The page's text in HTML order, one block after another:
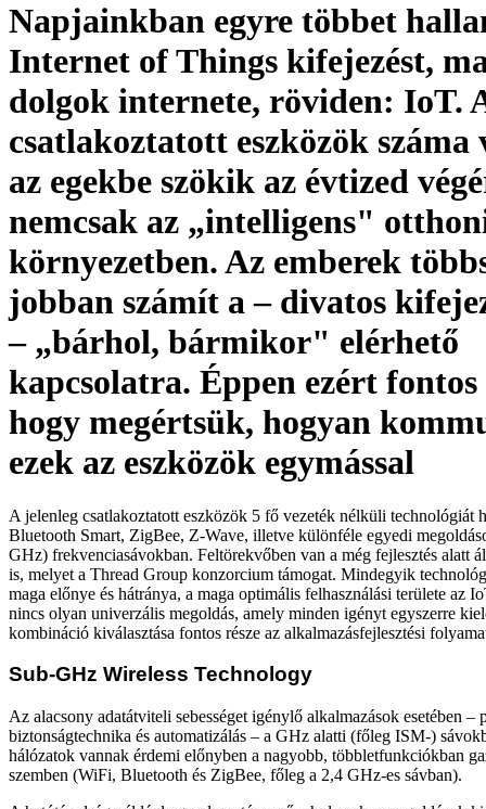
Napjainkban egyre többet
Internet of Things kifejezést,
dolgok internete, röviden: IoT.
csatlakoztatott eszközök száma
az egekbe szökik az évtized
nemcsak az „intelligens"
környezetben. Az emberek
jobban számít a – divatos
– „bárhol, bármikor" elérhető
kapcsolatra. Éppen ezért fontos
hogy megértsük, hogyan
ezek az eszközök egymással
A jelenleg csatlakoztatott eszközök 5 fő vezeték nélküli technológiát
Bluetooth Smart, ZigBee, Z-Wave, illetve különféle egyedi
GHz) frekvenciasávokban. Feltörekvőben van a még fejlesztés alatt
is, melyet a Thread Group konzorcium támogat. Mindegyik
maga előnye és hátránya, a maga optimális felhasználási területe az
nincs olyan univerzális megoldás, amely minden igényt egyszerre
kombináció kiválasztása fontos része az alkalmazásfejlesztési
Sub-GHz Wireless Technology
Az alacsony adatátviteli sebességet igénylő alkalmazások esetében –
biztonságtechnika és automatizálás – a GHz alatti (főleg ISM-)
hálózatok vannak érdemi előnyben a nagyobb, többletfunkciókban
szemben (WiFi, Bluetooth és ZigBee, főleg a 2,4 GHz-es sávban).